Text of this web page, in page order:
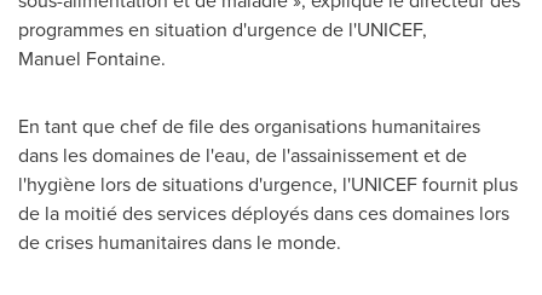
programmes en situation d'urgence de l'UNICEF,
Manuel Fontaine.
En tant que chef de file des organisations humanitaires
dans les domaines de l'eau, de l'assainissement et de
l'hygiène lors de situations d'urgence, l'UNICEF fournit plus
de la moitié des services déployés dans ces domaines lors
de crises humanitaires dans le monde.